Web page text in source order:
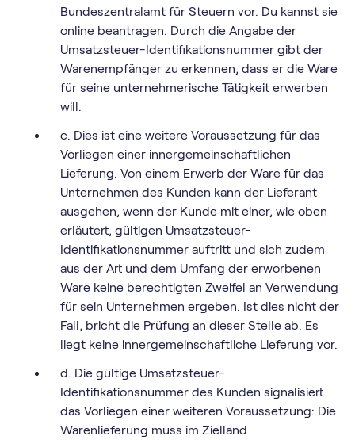
Bundeszentralamt für Steuern vor. Du kannst sie
online beantragen. Durch die Angabe der
Umsatzsteuer-Identifikationsnummer gibt der
Warenempfänger zu erkennen, dass er die Ware
für seine unternehmerische Tätigkeit erwerben
will.
c. Dies ist eine weitere Voraussetzung für das
Vorliegen einer innergemeinschaftlichen
Lieferung. Von einem Erwerb der Ware für das
Unternehmen des Kunden kann der Lieferant
ausgehen, wenn der Kunde mit einer, wie oben
erläutert, gültigen Umsatzsteuer-
Identifikationsnummer auftritt und sich zudem
aus der Art und dem Umfang der erworbenen
Ware keine berechtigten Zweifel an Verwendung
für sein Unternehmen ergeben. Ist dies nicht der
Fall, bricht die Prüfung an dieser Stelle ab. Es
liegt keine innergemeinschaftliche Lieferung vor.
d. Die gültige Umsatzsteuer-
Identifikationsnummer des Kunden signalisiert
das Vorliegen einer weiteren Voraussetzung: Die
Warenlieferung muss im Zielland